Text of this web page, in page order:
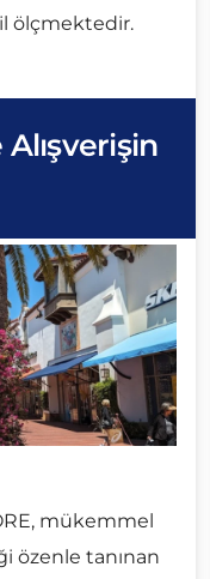
ölçmektedir.
mükemmel
özenle tanınan